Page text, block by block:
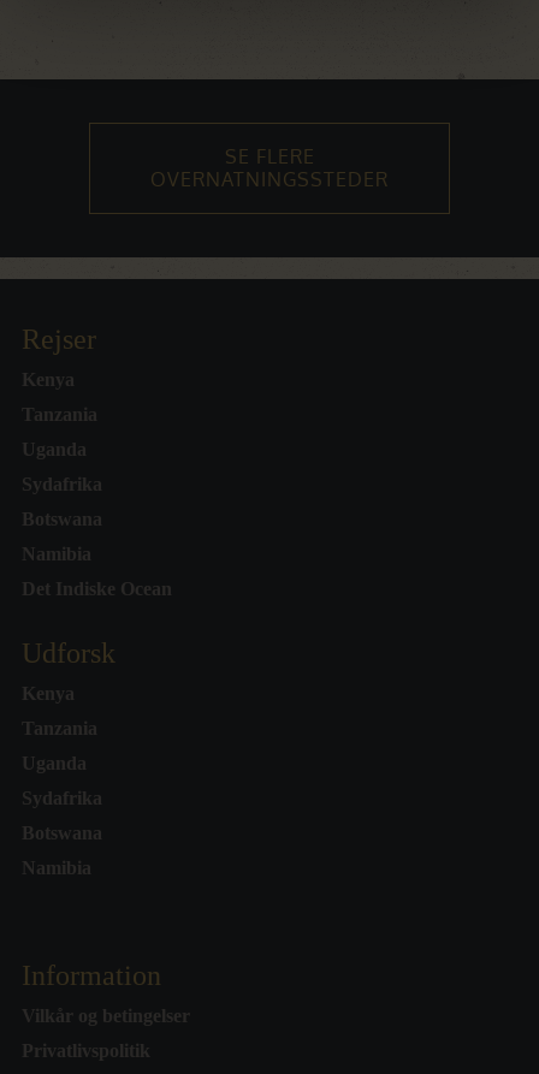
SE FLERE
OVERNATNINGSSTEDER
Rejser
Kenya
Tanzania
Uganda
Sydafrika
Botswana
Namibia
Det Indiske Ocean
Udforsk
Kenya
Tanzania
Uganda
Sydafrika
Botswana
Namibia
Information
Vilkår og betingelser
Privatlivspolitik